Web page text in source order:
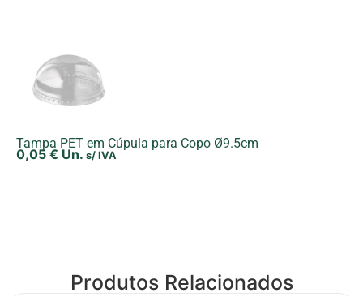
Tampa PET em Cúpula para Copo Ø9.5cm
0,05 € Un. s/ IVA
Produtos Relacionados